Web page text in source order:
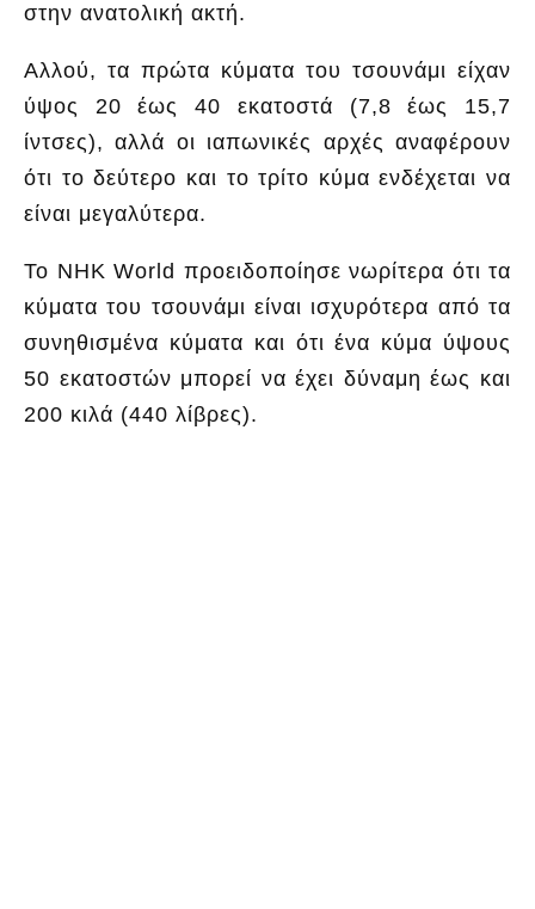
στην ανατολική ακτή.
Αλλού, τα πρώτα κύματα του τσουνάμι είχαν
ύψος 20 έως 40 εκατοστά (7,8 έως 15,7
ίντσες), αλλά οι ιαπωνικές αρχές αναφέρουν
ότι το δεύτερο και το τρίτο κύμα ενδέχεται να
είναι μεγαλύτερα.
Το NHK World προειδοποίησε νωρίτερα ότι τα
κύματα του τσουνάμι είναι ισχυρότερα από τα
συνηθισμένα κύματα και ότι ένα κύμα ύψους
50 εκατοστών μπορεί να έχει δύναμη έως και
200 κιλά (440 λίβρες).